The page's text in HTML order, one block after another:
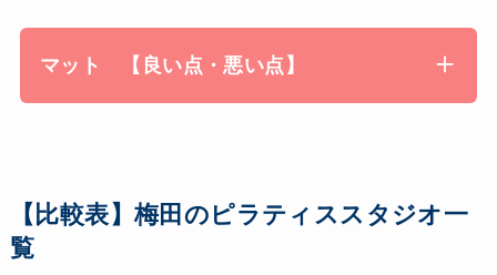
マット 【良い点・悪い点】
【比較表】梅田のピラティススタジオ一
覧